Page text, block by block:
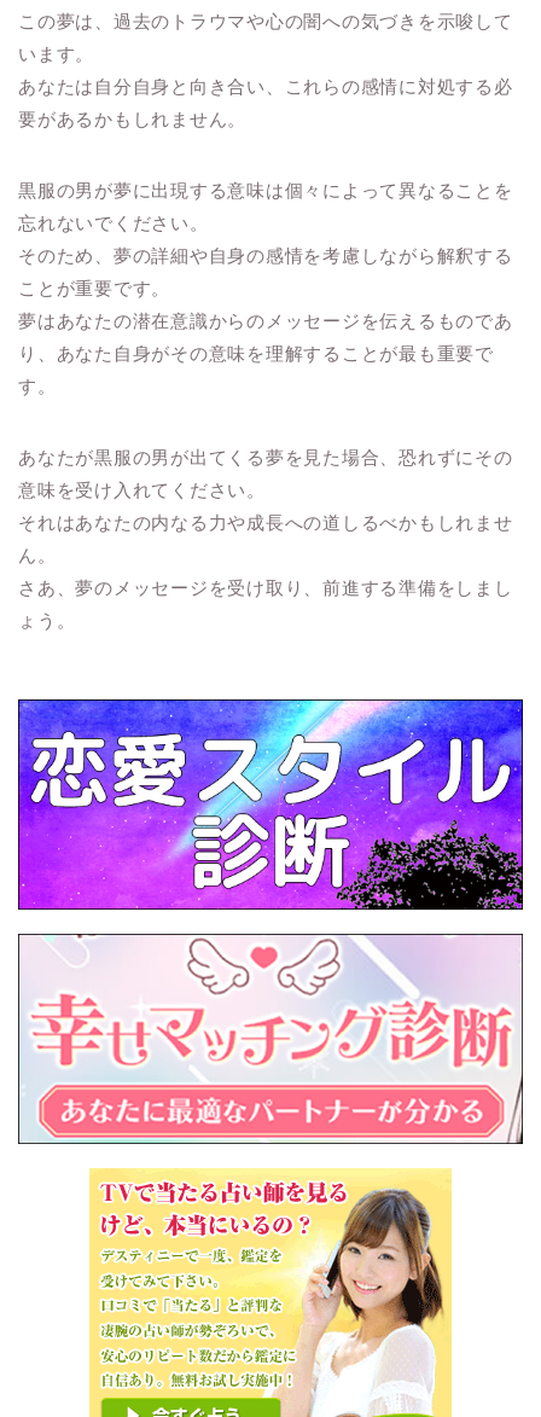
この夢は、過去のトラウマや心の闇への気づきを示唆して
います。
あなたは自分自身と向き合い、これらの感情に対処する必
要があるかもしれません。
黒服の男が夢に出現する意味は個々によって異なることを
忘れないでください。
そのため、夢の詳細や自身の感情を考慮しながら解釈する
ことが重要です。
夢はあなたの潜在意識からのメッセージを伝えるものであ
り、あなた自身がその意味を理解することが最も重要で
す。
あなたが黒服の男が出てくる夢を見た場合、恐れずにその
意味を受け入れてください。
それはあなたの内なる力や成長への道しるべかもしれませ
ん。
さあ、夢のメッセージを受け取り、前進する準備をしまし
ょう。